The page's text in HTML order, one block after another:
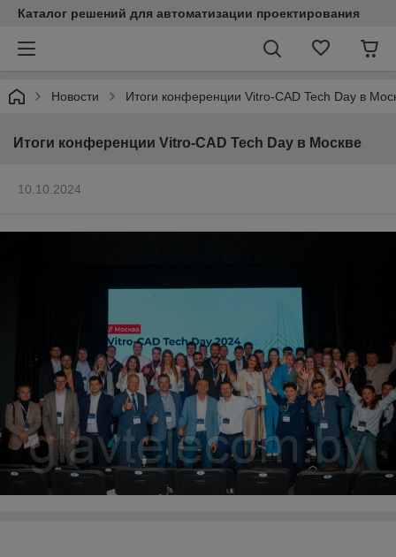
Каталог решений для автоматизации проектирования
Новости Итоги конференции Vitro-CAD Tech Day в
Итоги конференции Vitro-CAD Tech Day в Москве
10.10.2024